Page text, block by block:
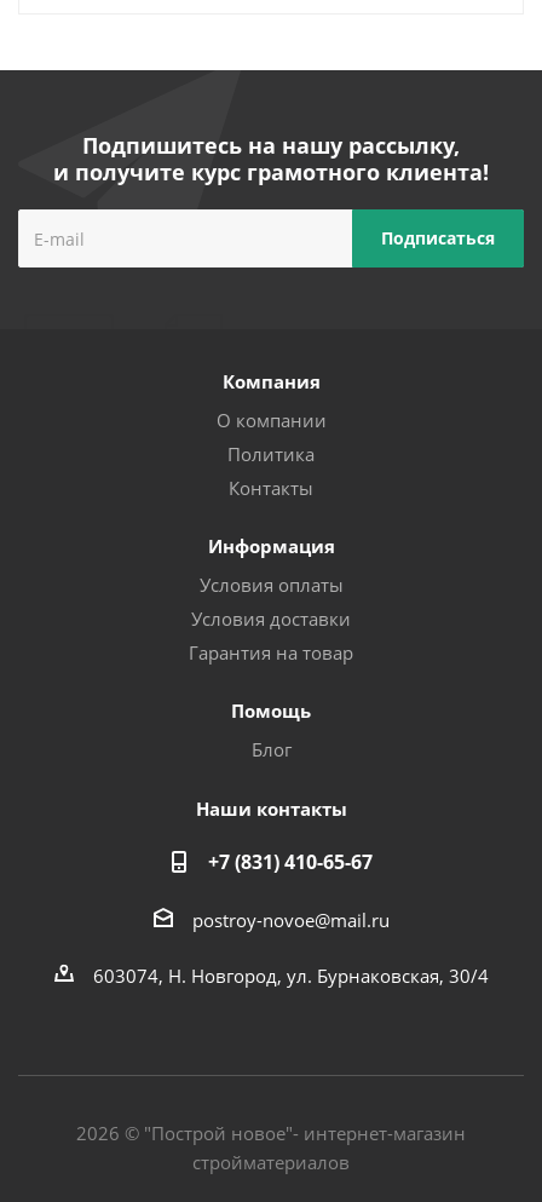
Подпишитесь на нашу рассылку,
и получите курс грамотного клиента!
Компания
О компании
Политика
Контакты
Информация
Условия оплаты
Условия доставки
Гарантия на товар
Помощь
Блог
Наши контакты
+7 (831) 410-65-67
postroy-novoe@mail.ru
603074, Н. Новгород, ул. Бурнаковская, 30/4
2026 © "Построй новое"- интернет-магазин
стройматериалов